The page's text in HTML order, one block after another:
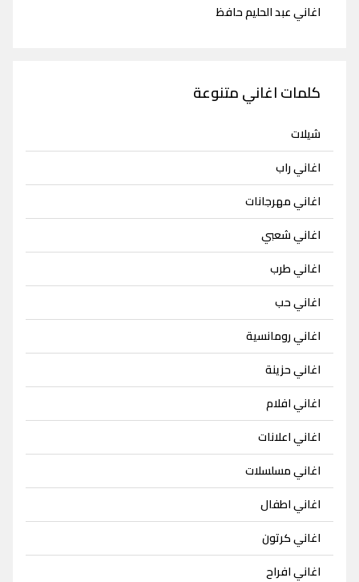
اغاني عبد الحليم حافظ
كلمات اغاني متنوعة
شيلات
اغاني راب
اغاني مهرجانات
اغاني شعبي
اغاني طرب
اغاني حب
اغاني رومانسية
اغاني حزينة
اغاني افلام
اغاني اعلانات
اغاني مسلسلات
اغاني اطفال
اغاني كرتون
اغاني افراح